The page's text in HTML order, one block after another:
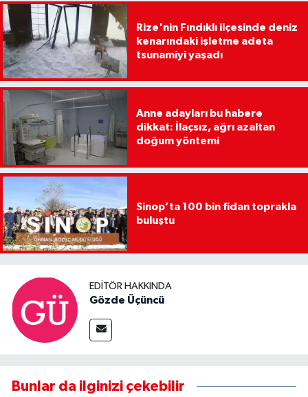
Rize'nin Fındıklı ilçesinde deniz
kenarındaki işletme adeta
tsunamiyi yaşadı
Anne adayları bu habere
dikkat: İlaçsız, ağrı azaltan
doğum yöntemi
Sinop’ta 100 bin fidan toprakla
buluştu
EDITÖR HAKKINDA
Gözde Üçüncü
Bunlar da ilginizi çekebilir